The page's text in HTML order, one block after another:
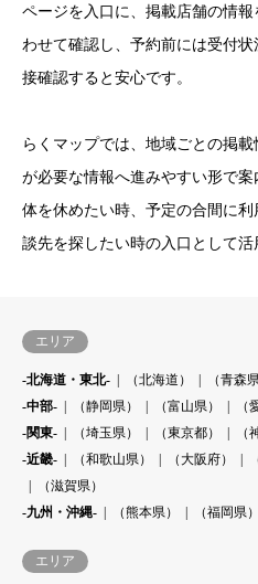
ページを入口に、掲載店舗の情
わせて確認し、予約前には受付
接確認すると安心です。
らくマップでは、地域ごとの掲
が必要な情報へ進みやすい形で
体を休めたい時、予定の合間に
談先を探したい時の入口として活
エリア
-北海道・東北- （北海道） （青森県
-中部-
（静岡県） （富山県）
（
-関東-
（埼玉県） （東京都）
（
-近畿-
（和歌山県） （大阪府）
（滋賀県）
-九州・沖縄-
（熊本県） （福岡県）
エリア